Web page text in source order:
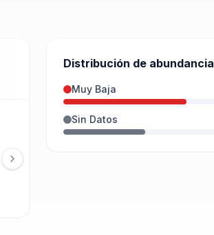
Serrano
30TVM9286
Distribución de abundancia
Muy Baja
Sin Datos